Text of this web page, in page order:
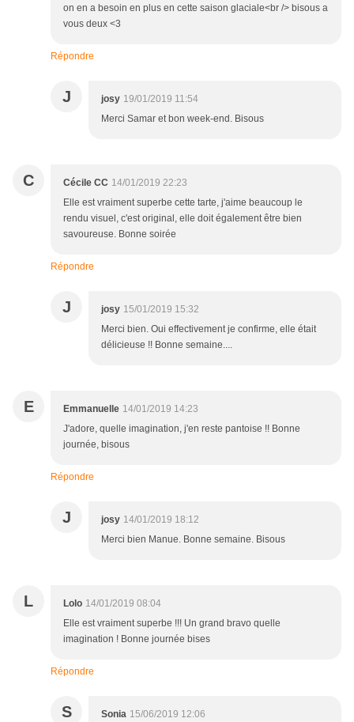
on en a besoin en plus en cette saison glaciale<br /> bisous a
vous deux <3
Répondre
J josy 19/01/2019 11:54
Merci Samar et bon week-end. Bisous
C Cécile CC 14/01/2019 22:23
Elle est vraiment superbe cette tarte, j'aime beaucoup le
rendu visuel, c'est original, elle doit également être bien
savoureuse. Bonne soirée
Répondre
J josy 15/01/2019 15:32
Merci bien. Oui effectivement je confirme, elle était
délicieuse !! Bonne semaine....
E Emmanuelle 14/01/2019 14:23
J'adore, quelle imagination, j'en reste pantoise !! Bonne
journée, bisous
Répondre
J josy 14/01/2019 18:12
Merci bien Manue. Bonne semaine. Bisous
L Lolo 14/01/2019 08:04
Elle est vraiment superbe !!! Un grand bravo quelle
imagination ! Bonne journée bises
Répondre
S Sonia 15/06/2019 12:06